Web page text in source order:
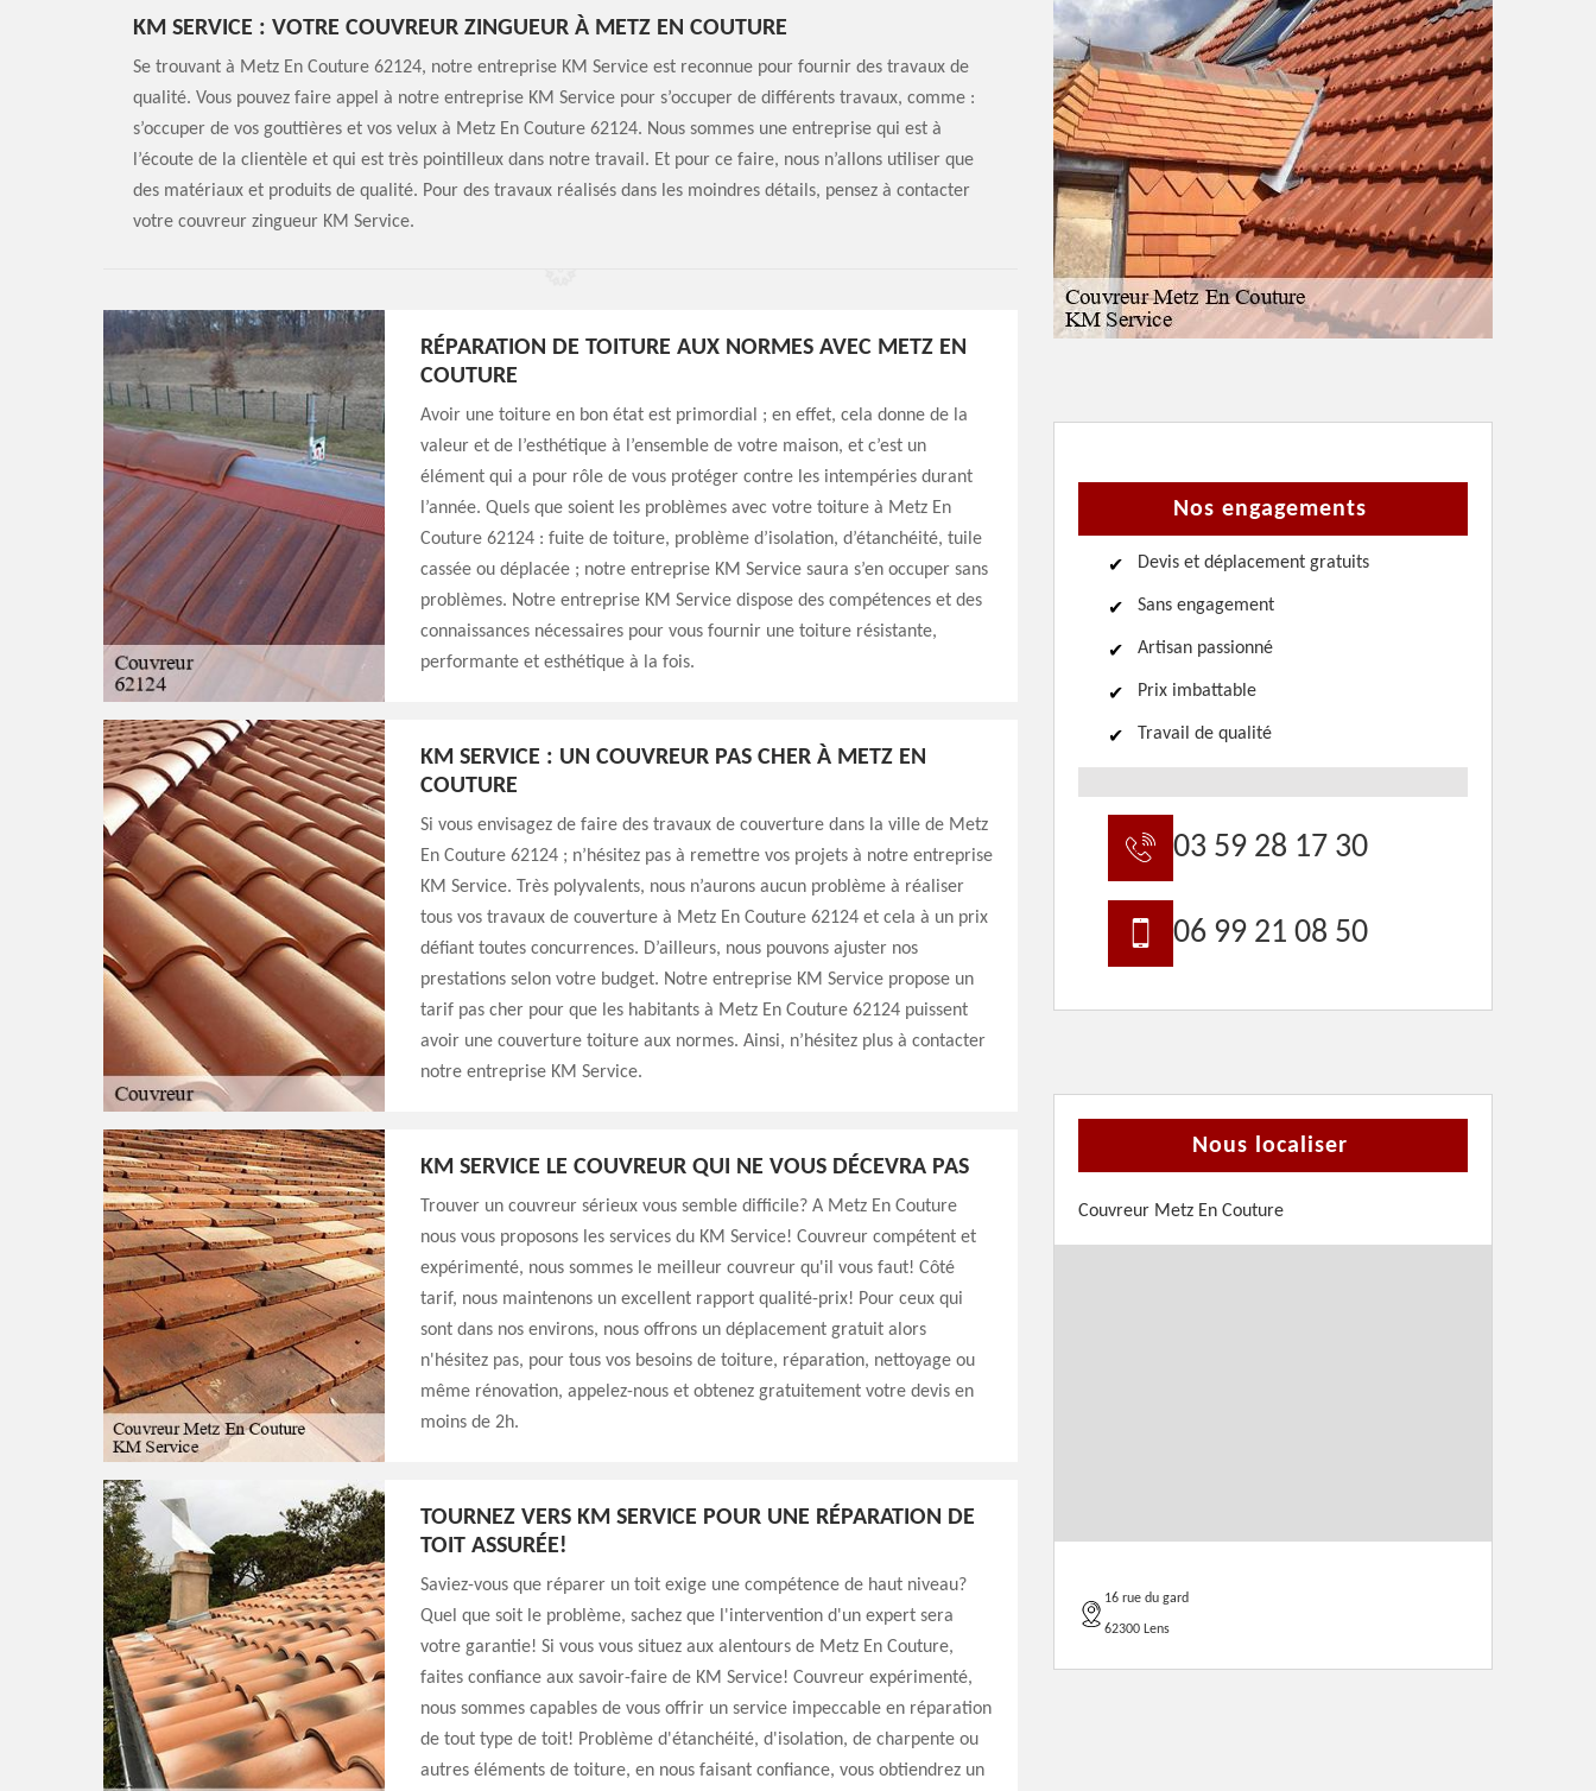
KM SERVICE : VOTRE COUVREUR ZINGUEUR À METZ EN COUTURE
Se trouvant à Metz En Couture 62124, notre entreprise KM Service est reconnue pour fournir des travaux de
qualité. Vous pouvez faire appel à notre entreprise KM Service pour s’occuper de différents travaux, comme :
s’occuper de vos gouttières et vos velux à Metz En Couture 62124. Nous sommes une entreprise qui est à
l’écoute de la clientèle et qui est très pointilleux dans notre travail. Et pour ce faire, nous n’allons utiliser que
des matériaux et produits de qualité. Pour des travaux réalisés dans les moindres détails, pensez à contacter
votre couvreur zingueur KM Service.
RÉPARATION DE TOITURE AUX NORMES AVEC METZ EN
COUTURE
Avoir une toiture en bon état est primordial ; en effet, cela donne de la
valeur et de l’esthétique à l’ensemble de votre maison, et c’est un
élément qui a pour rôle de vous protéger contre les intempéries durant
l’année. Quels que soient les problèmes avec votre toiture à Metz En
Couture 62124 : fuite de toiture, problème d’isolation, d’étanchéité, tuile
cassée ou déplacée ; notre entreprise KM Service saura s’en occuper sans
problèmes. Notre entreprise KM Service dispose des compétences et des
connaissances nécessaires pour vous fournir une toiture résistante,
performante et esthétique à la fois.
KM SERVICE : UN COUVREUR PAS CHER À METZ EN
COUTURE
Si vous envisagez de faire des travaux de couverture dans la ville de Metz
En Couture 62124 ; n’hésitez pas à remettre vos projets à notre entreprise
KM Service. Très polyvalents, nous n’aurons aucun problème à réaliser
tous vos travaux de couverture à Metz En Couture 62124 et cela à un prix
défiant toutes concurrences. D’ailleurs, nous pouvons ajuster nos
prestations selon votre budget. Notre entreprise KM Service propose un
tarif pas cher pour que les habitants à Metz En Couture 62124 puissent
avoir une couverture toiture aux normes. Ainsi, n’hésitez plus à contacter
notre entreprise KM Service.
KM SERVICE LE COUVREUR QUI NE VOUS DÉCEVRA PAS
Trouver un couvreur sérieux vous semble difficile? A Metz En Couture
nous vous proposons les services du KM Service! Couvreur compétent et
expérimenté, nous sommes le meilleur couvreur qu'il vous faut! Côté
tarif, nous maintenons un excellent rapport qualité-prix! Pour ceux qui
sont dans nos environs, nous offrons un déplacement gratuit alors
n'hésitez pas, pour tous vos besoins de toiture, réparation, nettoyage ou
même rénovation, appelez-nous et obtenez gratuitement votre devis en
moins de 2h.
TOURNEZ VERS KM SERVICE POUR UNE RÉPARATION DE
TOIT ASSURÉE!
Saviez-vous que réparer un toit exige une compétence de haut niveau?
Quel que soit le problème, sachez que l'intervention d'un expert sera
votre garantie! Si vous vous situez aux alentours de Metz En Couture,
faites confiance aux savoir-faire de KM Service! Couvreur expérimenté,
nous sommes capables de vous offrir un service impeccable en réparation
de tout type de toit! Problème d'étanchéité, d'isolation, de charpente ou
autres éléments de toiture, en nous faisant confiance, vous obtiendrez un
Nos engagements
Devis et déplacement gratuits
Sans engagement
Artisan passionné
Prix imbattable
Travail de qualité
03 59 28 17 30
06 99 21 08 50
Nous localiser
Couvreur Metz En Couture
16 rue du gard
62300 Lens